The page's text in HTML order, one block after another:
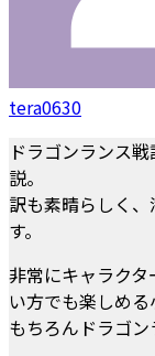
tera0630
ドラゴンランス
説。
訳も素晴らしく
す。
非常にキャラク
い方でも楽しめる
もちろんドラゴン